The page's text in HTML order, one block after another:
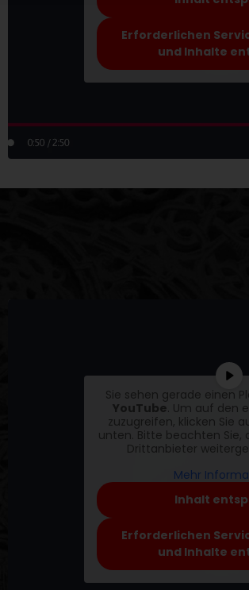
Erforderlichen
und Inhalte
Sie sehen gerade einen
YouTube. Um auf den
zuzugreifen, klicken Sie
unten. Bitte beachten Sie,
Drittanbieter
Mehr
Inhalt
Erforderlichen
und Inhalte